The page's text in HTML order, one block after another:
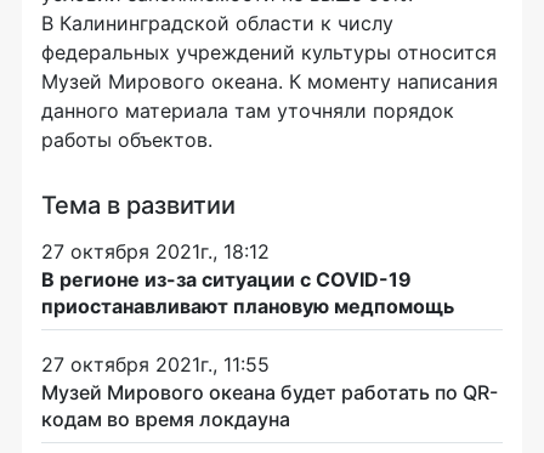
В Калининградской области к числу
федеральных учреждений культуры относится
Музей Мирового океана. К моменту написания
данного материала там уточняли порядок
работы объектов.
Тема в развитии
27 октября 2021г., 18:12
В регионе из-за ситуации с COVID-19
приостанавливают плановую медпомощь
27 октября 2021г., 11:55
Музей Мирового океана будет работать по QR-
кодам во время локдауна